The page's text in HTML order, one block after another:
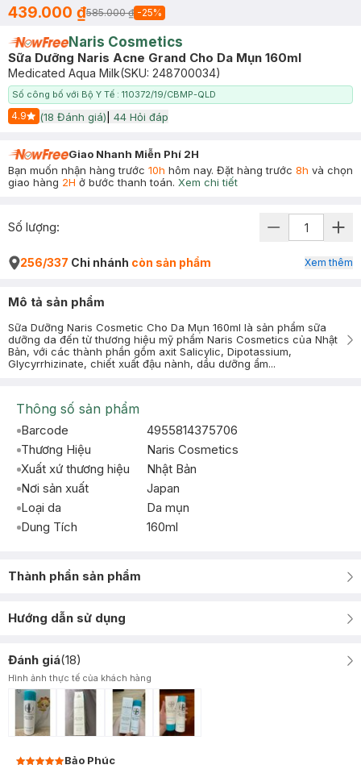
439.000 ₫585.000 ₫ -25%
Naris Cosmetics
Sữa Dưỡng Naris Acne Grand Cho Da Mụn 160ml
Medicated Aqua Milk(SKU: 248700034)
Số công bố với Bộ Y Tế : 110372/19/CBMP-QLD
4.9
Start Icon
(18 Đánh giá) 44 Hỏi đáp
Giao Nhanh Miễn Phí 2H
Bạn muốn nhận hàng trước 10h hôm nay. Đặt hàng trước 8h và chọn
giao hàng 2H ở bước thanh toán. Xem chi tiết
Số lượng:
256/337 Chi nhánh còn sản phẩm Xem thêm
Mô tả sản phẩm
Sữa Dưỡng Naris Cosmetic Cho Da Mụn 160ml là sản phẩm sữa
dưỡng da đến từ thương hiệu mỹ phẩm Naris Cosmetics của Nhật
Bản, với các thành phần gồm axit Salicylic, Dipotassium,
Glycyrrhizinate, chiết xuất đậu nành, dầu dưỡng ẩm...
Thông số sản phẩm
Barcode
4955814375706
Thương Hiệu
Naris Cosmetics
Xuất xứ thương hiệu
Nhật Bản
Nơi sản xuất
Japan
Loại da
Da mụn
Dung Tích
160ml
Thành phần sản phẩm
Hướng dẫn sử dụng
Đánh giá(18)
Hình ảnh thực tế của khách hàng
Bảo Phúc